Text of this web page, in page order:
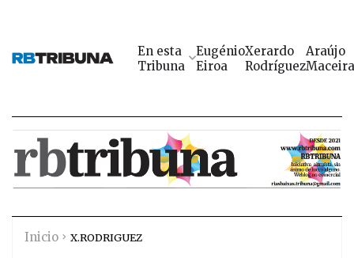
En esta
Tribuna
Eugénio
Eiroa
Xerardo
Rodríguez
Araújo
Maceira
Inicio X.RODRIGUEZ